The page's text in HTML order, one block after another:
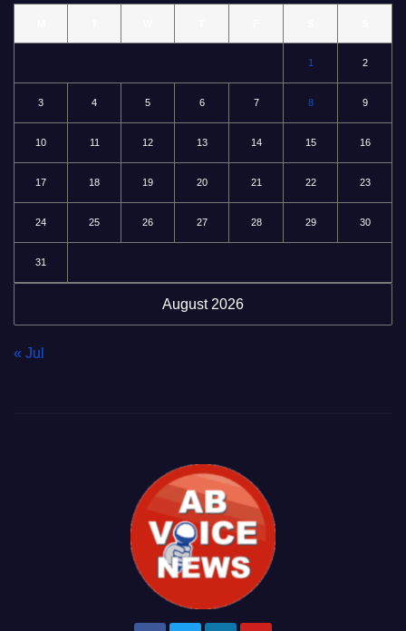
August 2026
1 2
3 4 5 6 7 8 9
10 11 12 13 14 15 16
17 18 19 20 21 22 23
24 25 26 27 28 29 30
31
« Jul